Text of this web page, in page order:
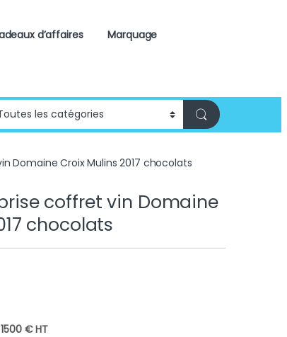
d’affaires Marquage
Domaine Croix Mulins 2017 chocolats
coffret vin Domaine
chocolats
€ HT